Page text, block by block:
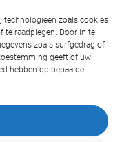
technologieën zoals cookies
te raadplegen. Door in te
zoals surfgedrag of
geeft of uw
hebben op bepaalde